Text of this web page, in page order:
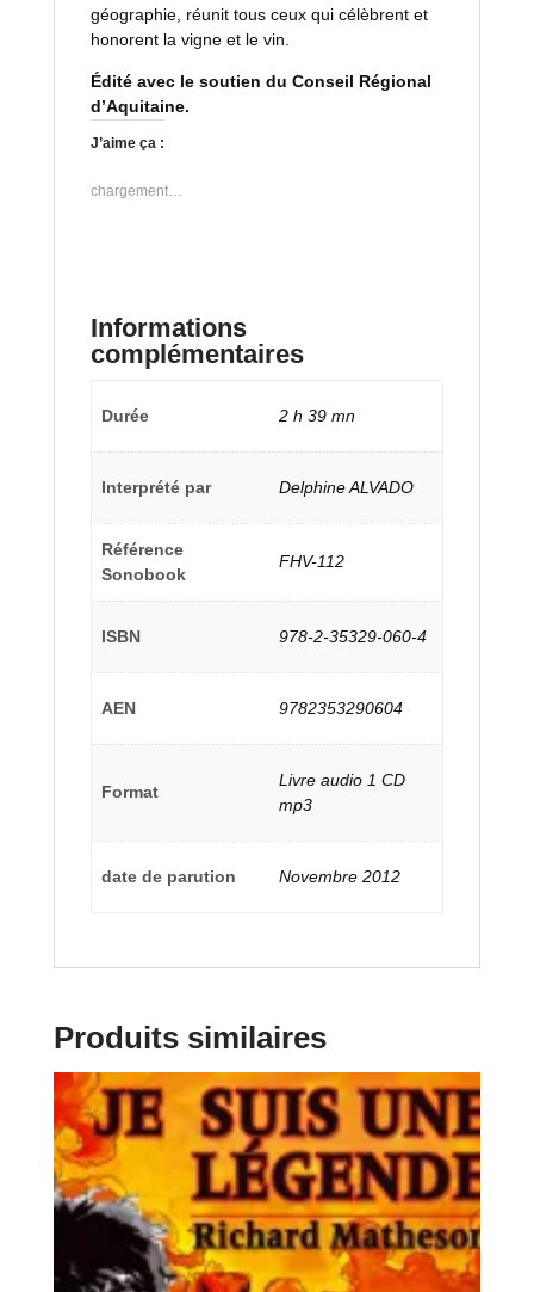
géographie, réunit tous ceux qui célèbrent et
honorent la vigne et le vin.
Édité avec le soutien du Conseil Régional
d’Aquitaine.
J’aime ça :
chargement…
Informations
complémentaires
Durée 2 h 39 mn
Interprété par Delphine ALVADO
Référence
Sonobook
FHV-112
ISBN 978-2-35329-060-4
AEN 9782353290604
Format
Livre audio 1 CD
mp3
date de parution Novembre 2012
Produits similaires